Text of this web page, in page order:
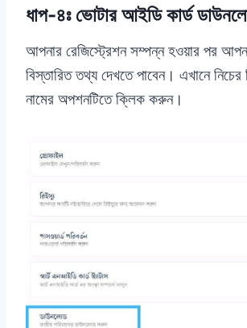
ধাপ-৪ঃ ভোটার আইডি কার্ড
আপনার রেজিস্ট্রেশন সম্পন্ন হওয়ার পর
বিস্তারিত তথ্য দেখতে পাবেন। এখানে
নামের অপশনটিতে ক্লিক করুন।